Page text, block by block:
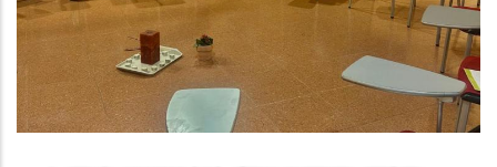
Comarca
S. socials